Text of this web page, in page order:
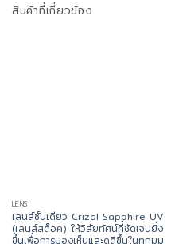
สินค้าที่เกี่ยวข้อง
LENS
เลนส์ชั้นเดียว Crizal Sapphire UV
(เลนส์สต็อค) ให้วิสัยทัศน์ที่ชัดเจนยิ่ง
ขึ้นเพื่อการมองเห็นและดูดีขึ้นในทุกมุม